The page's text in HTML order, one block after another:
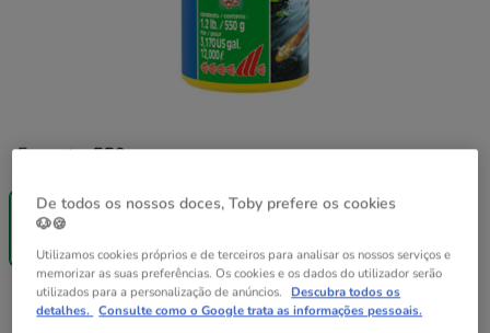
Formato:550 g
550 g
un.
22.99€
Preço 22.99€
22.99€
De todos os nossos doces, Toby prefere os cookies
🐶🍪
Utilizamos cookies próprios e de terceiros para analisar os nossos serviços e
memorizar as suas preferências. Os cookies e os dados do utilizador serão
utilizados para a personalização de anúncios. Descubra todos os
detalhes. Consulte como o Google trata as informações pessoais.